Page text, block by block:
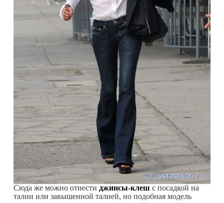
Сюда же можно отнести джинсы-клеш с посадкой на
талии или завышенной талией, но подобная модель